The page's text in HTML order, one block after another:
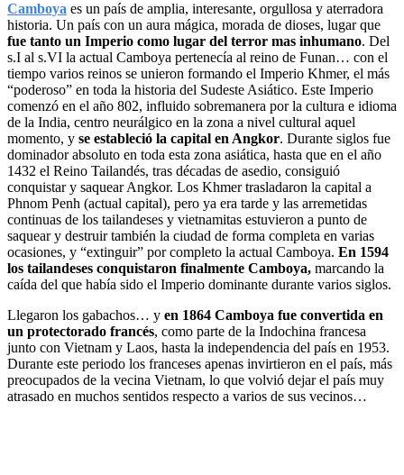
Camboya es un país de amplia, interesante, orgullosa y aterradora
historia. Un país con un aura mágica, morada de dioses, lugar que
fue tanto un Imperio como lugar del terror mas inhumano. Del
s.I al s.VI la actual Camboya pertenecía al reino de Funan… con el
tiempo varios reinos se unieron formando el Imperio Khmer, el más
“poderoso” en toda la historia del Sudeste Asiático. Este Imperio
comenzó en el año 802, influido sobremanera por la cultura e idioma
de la India, centro neurálgico en la zona a nivel cultural aquel
momento, y se estableció la capital en Angkor. Durante siglos fue
dominador absoluto en toda esta zona asiática, hasta que en el año
1432 el Reino Tailandés, tras décadas de asedio, consiguió
conquistar y saquear Angkor. Los Khmer trasladaron la capital a
Phnom Penh (actual capital), pero ya era tarde y las arremetidas
continuas de los tailandeses y vietnamitas estuvieron a punto de
saquear y destruir también la ciudad de forma completa en varias
ocasiones, y “extinguir” por completo la actual Camboya. En 1594
los tailandeses conquistaron finalmente Camboya, marcando la
caída del que había sido el Imperio dominante durante varios siglos.
Llegaron los gabachos… y en 1864 Camboya fue convertida en
un protectorado francés, como parte de la Indochina francesa
junto con Vietnam y Laos, hasta la independencia del país en 1953.
Durante este periodo los franceses apenas invirtieron en el país, más
preocupados de la vecina Vietnam, lo que volvió dejar el país muy
atrasado en muchos sentidos respecto a varios de sus vecinos…